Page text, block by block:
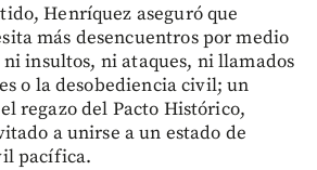
Henríquez aseguró que
más desencuentros por medio
ni insultos, ni ataques, ni llamados
o la desobediencia civil; un
regazo del Pacto Histórico,
a unirse a un estado de
pacífica.